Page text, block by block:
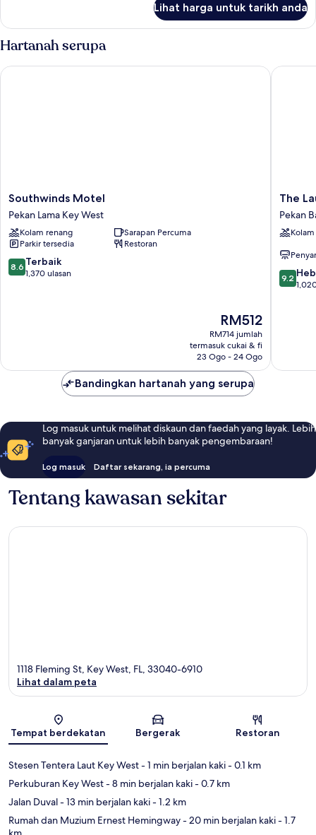
(Room
Apartment,
1
Bedroom,
Kitchen,
Poolside
Lihat harga untuk tarikh anda
Hartanah serupa
Southwinds
Motel
Pekan
Lama
Key
West
Southwinds Motel
Pekan Lama Key West
Kolam renang
Sarapan Percuma
Parkir tersedia
Restoran
8.6
daripada
8.6 Terbaik
1,370 ulasan
Harga
ialah
RM512
RM512
RM714 jumlah
termasuk cukai & fi
23 Ogo - 24 Ogo
Southwinds Motel
The
Laureate
Key
West
Baru
The
Pekan
9.2
9.2
The
Bandingkan hartanah yang serupa
Log masuk untuk melihat diskaun dan faedah yang layak. Lebih
banyak ganjaran untuk lebih banyak pengembaraan!
Log masuk Daftar sekarang, ia percuma
Tentang kawasan sekitar
Peta
1118 Fleming St, Key West, FL, 33040-6910
Lihat dalam peta
Tempat berdekatan Bergerak Restoran
Stesen Tentera Laut Key West- 1 min berjalan kaki- 0.1 km
Perkuburan Key West- 8 min berjalan kaki- 0.7 km
Jalan Duval- 13 min berjalan kaki- 1.2 km
Rumah dan Muzium Ernest Hemingway- 20 min berjalan kaki- 1.7